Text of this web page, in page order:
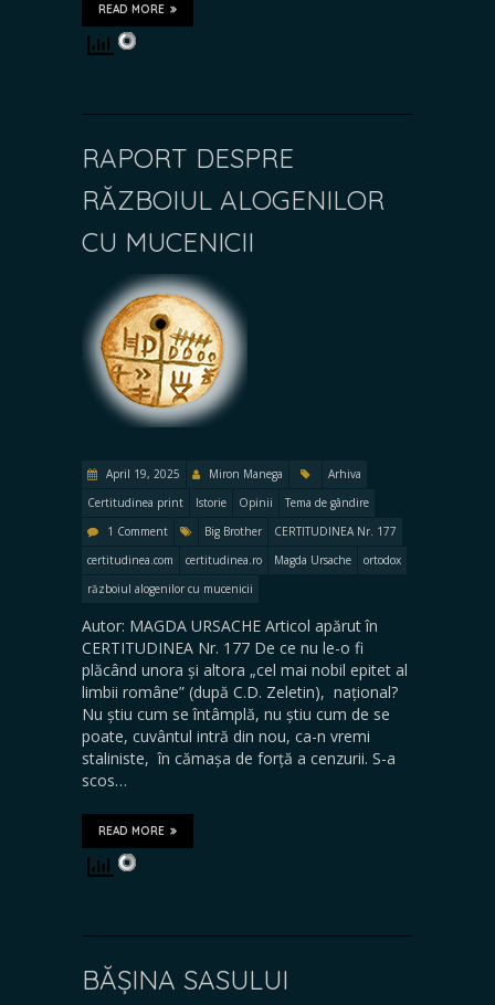
READ MORE
RAPORT DESPRE
RĂZBOIUL ALOGENILOR
CU MUCENICII
April 19, 2025 Miron Manega
Arhiva
Certitudinea print
Istorie Opinii
Tema de gândire
1 Comment
Big Brother
CERTITUDINEA Nr. 177
certitudinea.com
certitudinea.ro Magda Ursache
ortodox
războiul alogenilor cu mucenicii
Autor: MAGDA URSACHE Articol apărut în
CERTITUDINEA Nr. 177 De ce nu le-o fi
plăcând unora și altora „cel mai nobil epitet al
limbii române” (după C.D. Zeletin), național?
Nu știu cum se întâmplă, nu știu cum de se
poate, cuvântul intră din nou, ca-n vremi
staliniste, în cămașa de forță a cenzurii. S-a
scos…
READ MORE
BĂȘINA SASULUI